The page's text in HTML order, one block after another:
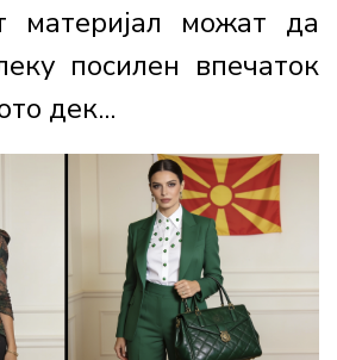
материјал можат да
посилен впечаток
дек...